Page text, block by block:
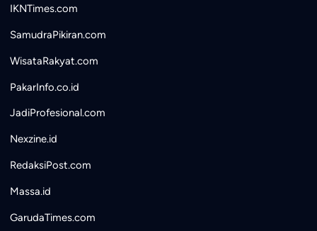
IKNTimes.com
SamudraPikiran.com
WisataRakyat.com
PakarInfo.co.id
JadiProfesional.com
Nexzine.id
RedaksiPost.com
Massa.id
GarudaTimes.com